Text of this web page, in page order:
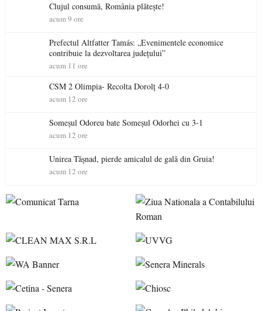
Clujul consumă, România plătește!
acum 9 ore
Prefectul Altfatter Tamás: „Evenimentele economice
contribuie la dezvoltarea județului”
acum 11 ore
CSM 2 Olimpia- Recolta Dorolț 4-0
acum 12 ore
Someșul Odoreu bate Someșul Odorhei cu 3-1
acum 12 ore
Unirea Tășnad, pierde amicalul de gală din Gruia!
acum 12 ore